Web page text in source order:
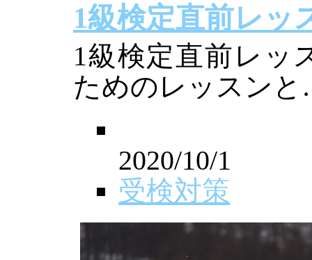
1級検定直前レ
1級検定直前レ
ためのレッスン
2020/10/1
受検対策